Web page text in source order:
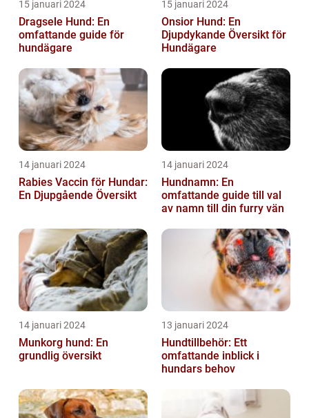
15 januari 2024
Dragsele Hund: En
omfattande guide för
hundägare
15 januari 2024
Onsior Hund: En
Djupdykande Översikt för
Hundägare
14 januari 2024
Rabies Vaccin för Hundar:
En Djupgående Översikt
14 januari 2024
Hundnamn: En
omfattande guide till val
av namn till din furry vän
14 januari 2024
Munkorg hund: En
grundlig översikt
13 januari 2024
Hundtillbehör: Ett
omfattande inblick i
hundars behov